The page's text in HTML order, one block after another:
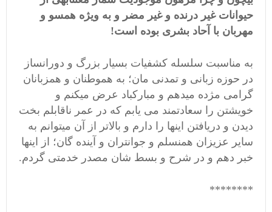
حیوانات غیر درنده و غیر مضر و به ویژه همسو و
مهربان با آحاد بشری بوده است!
به مناسبت سلسله کشفیات بسیار بزرگ و دورانساز
در حوزه زبانی و تمدنی مان؛ به هموطنان و همزبانان
گرامی مژده میدهم و مبارکباد عرض میکنم و
خویشتن را سعادتمند می یابم که در عمر ناقابلم بخت
دیدن و دریافتن اینها را دارم و بالاتر از آن میتوانم به
سایر عزیزان همنسلم و جوانتران و آینده گان؛ از اینها
خبر دهم و در شرح و بسط شان مصدر خدمتی گردم.
********